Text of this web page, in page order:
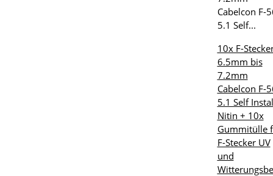
10x F-
6.5mm bis
7.2mm
Cabelcon F-
5.1 Self
Nitin + 10x
Gummitülle
F-Stecker UV
und